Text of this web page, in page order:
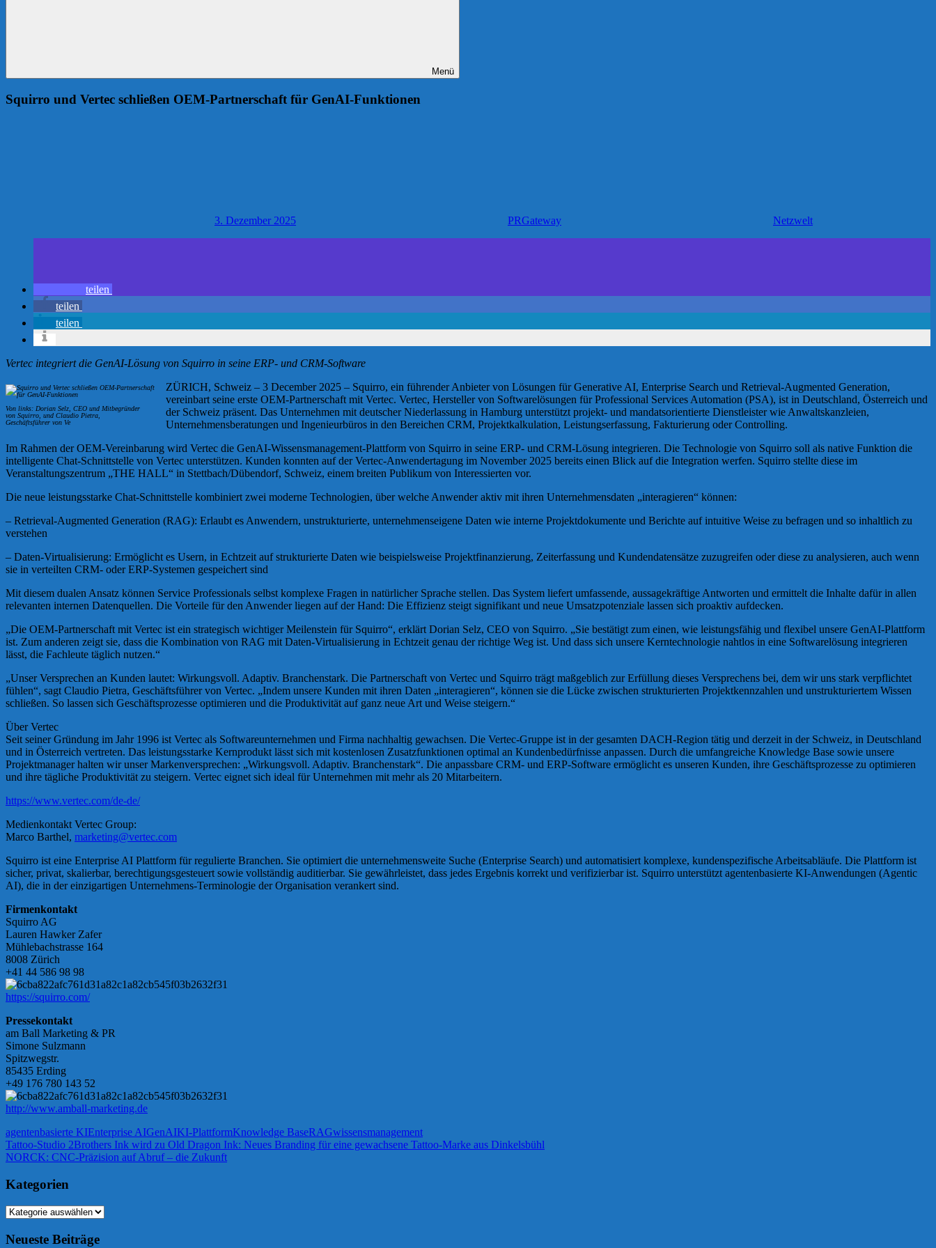
Menü
Squirro und Vertec schließen OEM-Partnerschaft für GenAI-Funktionen
3. Dezember 2025 PRGateway Netzwelt
teilen
teilen
teilen
Vertec integriert die GenAI-Lösung von Squirro in seine ERP- und CRM-Software
Von links: Dorian Selz, CEO und Mitbegründer
von Squirro, und Claudio Pietra,
Geschäftsführer von Ve
ZÜRICH, Schweiz – 3 December 2025 – Squirro, ein führender Anbieter von Lösungen für Generative AI, Enterprise Search und Retrieval-Augmented Generation,
vereinbart seine erste OEM-Partnerschaft mit Vertec. Vertec, Hersteller von Softwarelösungen für Professional Services Automation (PSA), ist in Deutschland, Österreich und
der Schweiz präsent. Das Unternehmen mit deutscher Niederlassung in Hamburg unterstützt projekt- und mandatsorientierte Dienstleister wie Anwaltskanzleien,
Unternehmensberatungen und Ingenieurbüros in den Bereichen CRM, Projektkalkulation, Leistungserfassung, Fakturierung oder Controlling.
Im Rahmen der OEM-Vereinbarung wird Vertec die GenAI-Wissensmanagement-Plattform von Squirro in seine ERP- und CRM-Lösung integrieren. Die Technologie von Squirro soll als native Funktion die
intelligente Chat-Schnittstelle von Vertec unterstützen. Kunden konnten auf der Vertec-Anwendertagung im November 2025 bereits einen Blick auf die Integration werfen. Squirro stellte diese im
Veranstaltungszentrum „THE HALL“ in Stettbach/Dübendorf, Schweiz, einem breiten Publikum von Interessierten vor.
Die neue leistungsstarke Chat-Schnittstelle kombiniert zwei moderne Technologien, über welche Anwender aktiv mit ihren Unternehmensdaten „interagieren“ können:
– Retrieval-Augmented Generation (RAG): Erlaubt es Anwendern, unstrukturierte, unternehmenseigene Daten wie interne Projektdokumente und Berichte auf intuitive Weise zu befragen und so inhaltlich zu
verstehen
– Daten-Virtualisierung: Ermöglicht es Usern, in Echtzeit auf strukturierte Daten wie beispielsweise Projektfinanzierung, Zeiterfassung und Kundendatensätze zuzugreifen oder diese zu analysieren, auch wenn
sie in verteilten CRM- oder ERP-Systemen gespeichert sind
Mit diesem dualen Ansatz können Service Professionals selbst komplexe Fragen in natürlicher Sprache stellen. Das System liefert umfassende, aussagekräftige Antworten und ermittelt die Inhalte dafür in allen
relevanten internen Datenquellen. Die Vorteile für den Anwender liegen auf der Hand: Die Effizienz steigt signifikant und neue Umsatzpotenziale lassen sich proaktiv aufdecken.
„Die OEM-Partnerschaft mit Vertec ist ein strategisch wichtiger Meilenstein für Squirro“, erklärt Dorian Selz, CEO von Squirro. „Sie bestätigt zum einen, wie leistungsfähig und flexibel unsere GenAI-Plattform
ist. Zum anderen zeigt sie, dass die Kombination von RAG mit Daten-Virtualisierung in Echtzeit genau der richtige Weg ist. Und dass sich unsere Kerntechnologie nahtlos in eine Softwarelösung integrieren
lässt, die Fachleute täglich nutzen.“
„Unser Versprechen an Kunden lautet: Wirkungsvoll. Adaptiv. Branchenstark. Die Partnerschaft von Vertec und Squirro trägt maßgeblich zur Erfüllung dieses Versprechens bei, dem wir uns stark verpflichtet
fühlen“, sagt Claudio Pietra, Geschäftsführer von Vertec. „Indem unsere Kunden mit ihren Daten „interagieren“, können sie die Lücke zwischen strukturierten Projektkennzahlen und unstrukturiertem Wissen
schließen. So lassen sich Geschäftsprozesse optimieren und die Produktivität auf ganz neue Art und Weise steigern.“
Über Vertec
Seit seiner Gründung im Jahr 1996 ist Vertec als Softwareunternehmen und Firma nachhaltig gewachsen. Die Vertec-Gruppe ist in der gesamten DACH-Region tätig und derzeit in der Schweiz, in Deutschland
und in Österreich vertreten. Das leistungsstarke Kernprodukt lässt sich mit kostenlosen Zusatzfunktionen optimal an Kundenbedürfnisse anpassen. Durch die umfangreiche Knowledge Base sowie unsere
Projektmanager halten wir unser Markenversprechen: „Wirkungsvoll. Adaptiv. Branchenstark“. Die anpassbare CRM- und ERP-Software ermöglicht es unseren Kunden, ihre Geschäftsprozesse zu optimieren
und ihre tägliche Produktivität zu steigern. Vertec eignet sich ideal für Unternehmen mit mehr als 20 Mitarbeitern.
https://www.vertec.com/de-de/
Medienkontakt Vertec Group:
Marco Barthel, marketing@vertec.com
Squirro ist eine Enterprise AI Plattform für regulierte Branchen. Sie optimiert die unternehmensweite Suche (Enterprise Search) und automatisiert komplexe, kundenspezifische Arbeitsabläufe. Die Plattform ist
sicher, privat, skalierbar, berechtigungsgesteuert sowie vollständig auditierbar. Sie gewährleistet, dass jedes Ergebnis korrekt und verifizierbar ist. Squirro unterstützt agentenbasierte KI-Anwendungen (Agentic
AI), die in der einzigartigen Unternehmens-Terminologie der Organisation verankert sind.
Firmenkontakt
Squirro AG
Lauren Hawker Zafer
Mühlebachstrasse 164
8008 Zürich
+41 44 586 98 98
https://squirro.com/
Pressekontakt
am Ball Marketing & PR
Simone Sulzmann
Spitzwegstr.
85435 Erding
+49 176 780 143 52
http://www.amball-marketing.de
agentenbasierte KIEnterprise AIGenAIKI-PlattformKnowledge BaseRAGwissensmanagement
Beitragsnavigation
Vorheriger
Beitrag:
Tattoo-Studio 2Brothers Ink wird zu Old Dragon Ink: Neues Branding für eine gewachsene Tattoo-Marke aus Dinkelsbühl
Nächster
NORCK: CNC-Präzision auf Abruf – die Zukunft
Kategorien
Kategorien
Neueste Beiträge